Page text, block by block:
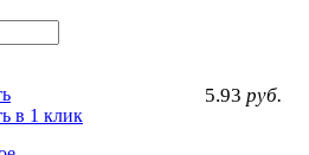
5.93 руб.
в 1 клик